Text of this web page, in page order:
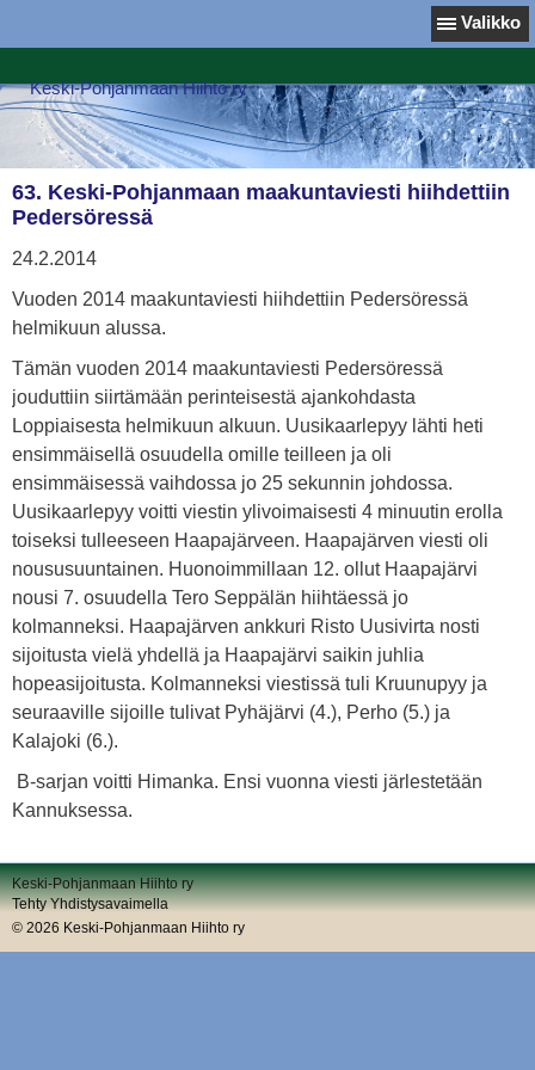
Valikko
Keski-Pohjanmaan Hiihto ry
63. Keski-Pohjanmaan maakuntaviesti hiihdettiin
Pedersöressä
24.2.2014
Vuoden 2014 maakuntaviesti hiihdettiin Pedersöressä
helmikuun alussa.
Tämän vuoden 2014 maakuntaviesti Pedersöressä
jouduttiin siirtämään perinteisestä ajankohdasta
Loppiaisesta helmikuun alkuun. Uusikaarlepyy lähti heti
ensimmäisellä osuudella omille teilleen ja oli
ensimmäisessä vaihdossa jo 25 sekunnin johdossa.
Uusikaarlepyy voitti viestin ylivoimaisesti 4 minuutin erolla
toiseksi tulleeseen Haapajärveen. Haapajärven viesti oli
noususuuntainen. Huonoimmillaan 12. ollut Haapajärvi
nousi 7. osuudella Tero Seppälän hiihtäessä jo
kolmanneksi. Haapajärven ankkuri Risto Uusivirta nosti
sijoitusta vielä yhdellä ja Haapajärvi saikin juhlia
hopeasijoitusta. Kolmanneksi viestissä tuli Kruunupyy ja
seuraaville sijoille tulivat Pyhäjärvi (4.), Perho (5.) ja
Kalajoki (6.).
B-sarjan voitti Himanka. Ensi vuonna viesti järlestetään
Kannuksessa.
Keski-Pohjanmaan Hiihto ry
Tehty Yhdistysavaimella
© 2026 Keski-Pohjanmaan Hiihto ry